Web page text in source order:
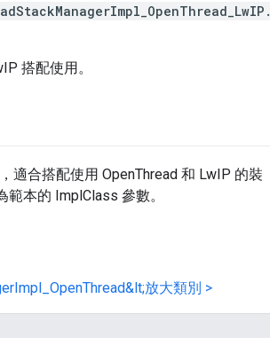
搭配使用。
適合搭配使用 OpenThread 和 LwIP 的裝
本的 ImplClass 參數。
放大類別 >